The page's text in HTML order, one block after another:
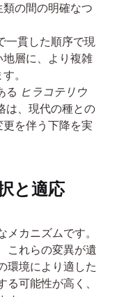
の間の明確なつ
一貫した順序で現
層に、より複雑
。
る ヒラコテリウ
は、現代の種との
を伴う下降を実
と適応
カニズムです。
これらの変異が遺
環境により適した
可能性が高く、